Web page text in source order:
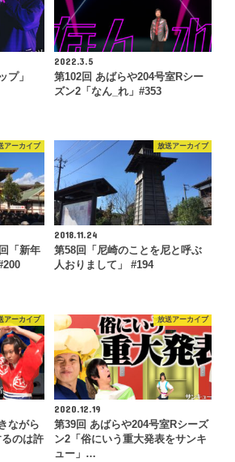
プ」
2022.3.5
第102回 あばらや204号室Rシー
ズン2「なん_れ」#353
アーカイブ
「新年
放送アーカイブ
2018.11.24
第58回「尼崎のことを尼と呼ぶ
人おりまして」 #194
アーカイブ
ながら
のは許
放送アーカイブ
2020.12.19
第39回 あばらや204号室Rシーズ
ン2「俗にいう重大発表をサンキ
ュー」…